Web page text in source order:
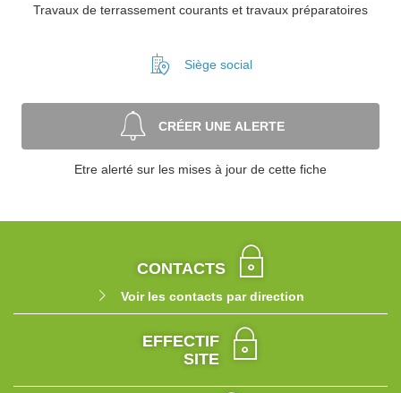
Travaux de terrassement courants et travaux préparatoires
Siège social
CRÉER UNE ALERTE
Etre alerté sur les mises à jour de cette fiche
CONTACTS
Voir les contacts par direction
EFFECTIF
SITE